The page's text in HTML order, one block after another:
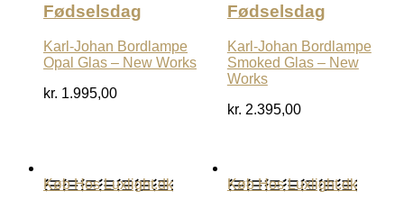
Fødselsdag
Karl-Johan Bordlampe
Opal Glas – New Works
kr. 1.995,00
Fødselsdag
Karl-Johan Bordlampe
Smoked Glas – New
Works
kr. 2.395,00
Køb Hos Luxlight.dk Køb Hos Luxlight.dk